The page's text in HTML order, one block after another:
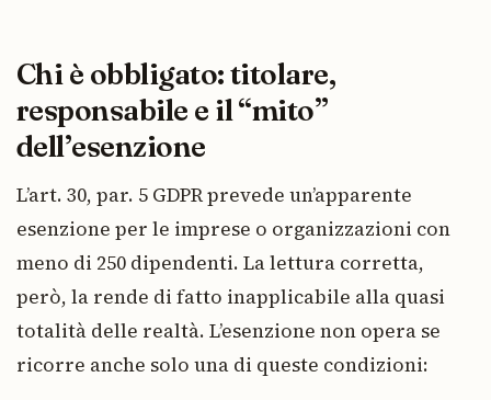
Chi è obbligato: titolare,
responsabile e il “mito”
dell’esenzione
L’art. 30, par. 5 GDPR prevede un’apparente
esenzione per le imprese o organizzazioni con
meno di 250 dipendenti. La lettura corretta,
però, la rende di fatto inapplicabile alla quasi
totalità delle realtà. L’esenzione non opera se
ricorre anche solo una di queste condizioni: